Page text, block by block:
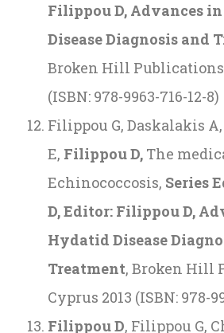
Filippou D, Advances
Disease Diagnosis and
Broken Hill
(ISBN: 978-9963-716-12-8)
Filippou G, Daskalakis
E, Filippou D, The
Echinococcosis, Series
D, Editor: Filippou D,
Hydatid Disease
Treatment, Broken Hill
Cyprus 2013 (ISBN: 978-
Filippou D, Filippou G,